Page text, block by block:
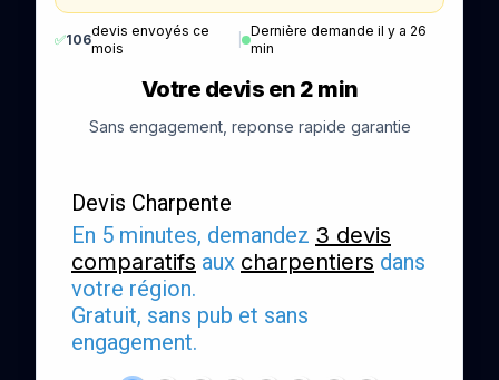
✅106
devis envoyés ce
mois
Dernière demande il y a 26
min
Votre devis en 2 min
Sans engagement, reponse rapide garantie
Devis Charpente
En 5 minutes, demandez 3 devis
comparatifs aux charpentiers dans
votre région.
Gratuit, sans pub et sans
engagement.